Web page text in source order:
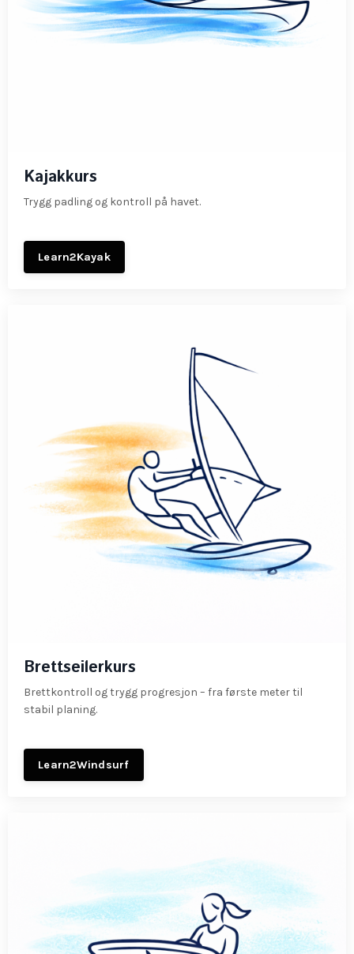
Kajakkurs
Trygg padling og kontroll på havet.
Learn2Kayak
Brettseilerkurs
Brettkontroll og trygg progresjon – fra første meter til
stabil planing.
Learn2Windsurf